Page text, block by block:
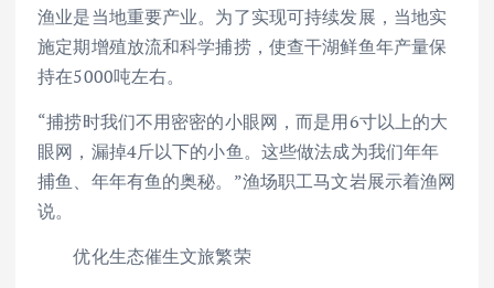
渔业是当地重要产业。为了实现可持续发展，当地实
施定期增殖放流和科学捕捞，使查干湖鲜鱼年产量保
持在5000吨左右。
“捕捞时我们不用密密的小眼网，而是用6寸以上的大
眼网，漏掉4斤以下的小鱼。这些做法成为我们年年
捕鱼、年年有鱼的奥秘。”渔场职工马文岩展示着渔网
说。
优化生态催生文旅繁荣